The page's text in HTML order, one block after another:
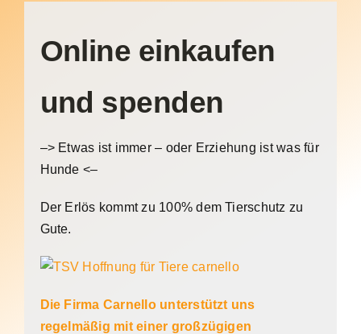
Online einkaufen
und spenden
–> Etwas ist immer – oder Erziehung ist was für
Hunde <–
Der Erlös kommt zu 100% dem Tierschutz zu
Gute.
Die Firma Carnello unterstützt uns
regelmäßig mit einer großzügigen